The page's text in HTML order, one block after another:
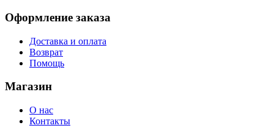
Оформление заказа
Доставка и оплата
Возврат
Помощь
Магазин
О нас
Контакты